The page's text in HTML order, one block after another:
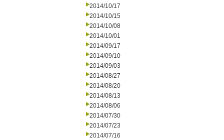
2014/10/17
2014/10/15
2014/10/08
2014/10/01
2014/09/17
2014/09/10
2014/09/03
2014/08/27
2014/08/20
2014/08/13
2014/08/06
2014/07/30
2014/07/23
2014/07/16